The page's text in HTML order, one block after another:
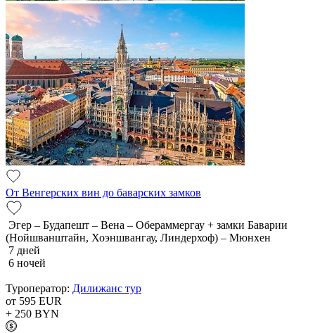
От Венгерских вин до баварских замков
Эгер – Будапешт – Вена – Обераммергау + замки Баварии
(Нойшванштайн, Хоэншвангау, Линдерхоф) – Мюнхен
7 дней
6 ночей
Туроператор: Дилижанс тур
от 595 EUR
+ 250 BYN